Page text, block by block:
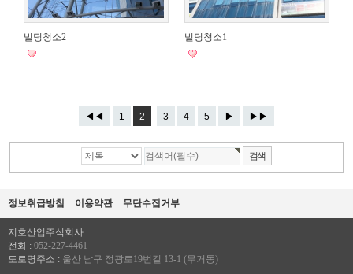
빌딩청소2 빌딩청소1
◀◀ 1 2 3 4 5 ▶ ▶▶
정보취급방침 이용약관 무단수집거부
지호산업주식회사
전화 : 052-227-4461
도로명주소 : 울산 남구 정광로19번길 13-1 (무거동)